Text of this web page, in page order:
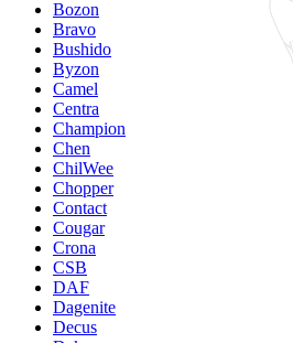
Bozon
Bravo
Bushido
Byzon
Camel
Centra
Champion
Chen
ChilWee
Chopper
Contact
Cougar
Crona
CSB
DAF
Dagenite
Decus